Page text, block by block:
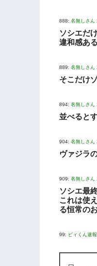
888: 名無しさん
ソシエだ
違和感ある
889: 名無しさん
そこだけ
894: 名無しさん
並べると
904: 名無しさん
ヴァジラ
909: 名無しさん
ソシエ最
これは使
る恒常の
99: ビィくん速報